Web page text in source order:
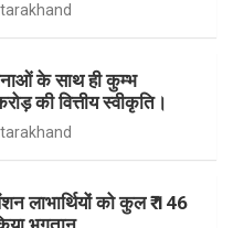
के साथ ही कुम्भ
की वित्तीय स्वीकृति।
लाभार्थियों को कुल ₹ 146